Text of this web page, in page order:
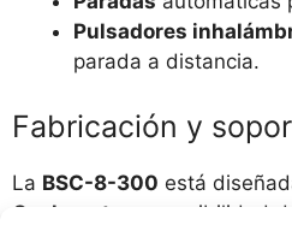
Pulsadores
parada a distancia.
Fabricación y
La BSC-8-300 está
Cachapet , con posibilidad